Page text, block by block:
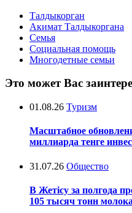
Талдыкорган
Акимат Талдыкоргана
Семья
Социальная помощь
Многодетные семьи
Это может Вас
01.08.26 Туризм
Масштабное
миллиарда тенге
31.07.26 Общество
В Жетісу за полгода
105 тысяч тонн молока